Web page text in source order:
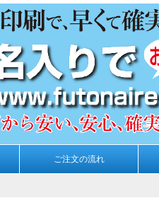
ご注文の流れ